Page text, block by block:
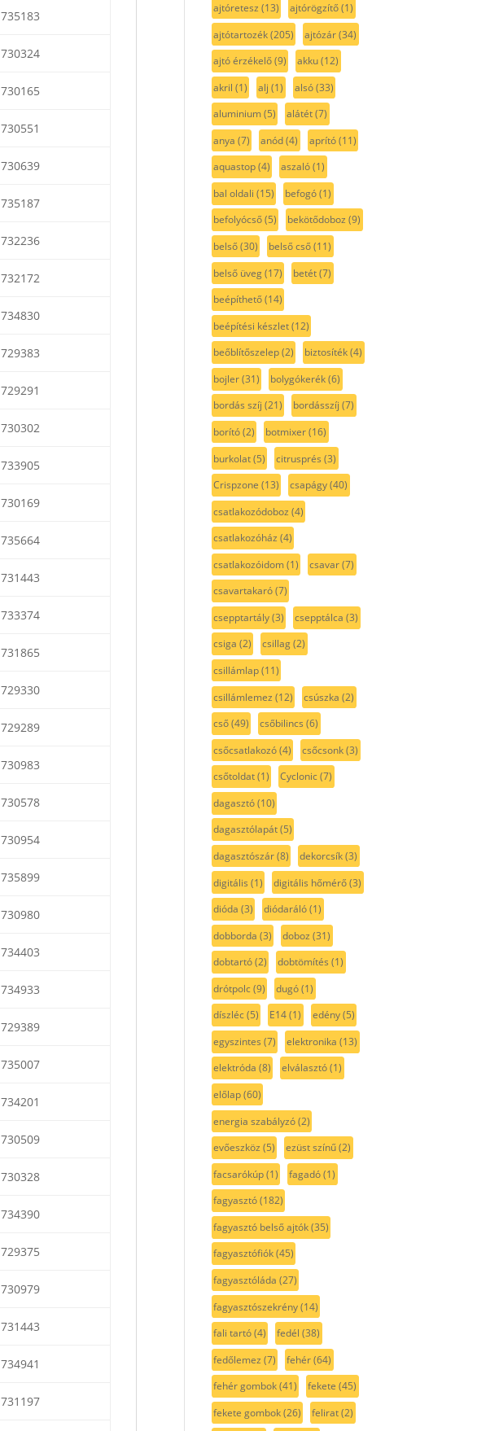
735183
730324
730165
730551
730639
735187
732236
732172
734830
729383
729291
730302
733905
730169
735664
731443
733374
731865
729330
729289
730983
730578
730954
735899
730980
734403
734933
729389
735007
734201
730509
730328
734390
729375
730979
731443
734941
731197
ajtóretesz (13) ajtórögzítő(1)
ajtótartozék(205) ajtózár(34)
ajtó érzékelő(9) akku(12)
akril (1) alj (1) alsó(33)
aluminium(5) alátét(7)
anya (7) anód(4) aprító(11)
aquastop(4) aszaló(1)
bal oldali (15) befogó(1)
befolyócső(5) bekötődoboz (9)
belső(30) belső cső(11)
belső üveg(17) betét(7)
beépíthető(14)
beépítési készlet(12)
beőblítőszelep(2) biztosíték(4)
bojler(31) bolygókerék(6)
bordás szíj (21) bordásszíj (7)
borító(2) botmixer(16)
burkolat(5) citrusprés (3)
Crispzone (13) csapágy(40)
csatlakozódoboz (4)
csatlakozóház (4)
csatlakozóidom(1) csavar(7)
csavartakaró(7)
csepptartály(3) csepptálca (3)
csiga (2) csillag(2)
csillámlap(11)
csillámlemez (12) csúszka (2)
cső(49) csőbilincs (6)
csőcsatlakozó(4) csőcsonk(3)
csőtoldat(1) Cyclonic(7)
dagasztó(10)
dagasztólapát(5)
dagasztószár(8) dekorcsík(3)
digitális (1) digitális hőmérő(3)
dióda (3) diódaráló(1)
dobborda (3) doboz (31)
dobtartó(2) dobtömítés (1)
drótpolc(9) dugó(1)
díszléc(5) E14(1) edény(5)
egyszintes (7) elektronika (13)
elektróda (8) elválasztó(1)
előlap(60)
energia szabályzó(2)
evőeszköz (5) ezüst színű(2)
facsarókúp(1) fagadó(1)
fagyasztó(182)
fagyasztó belső ajtók(35)
fagyasztófiók(45)
fagyasztóláda (27)
fagyasztószekrény(14)
fali tartó(4) fedél (38)
fedőlemez (7) fehér(64)
fehér gombok(41) fekete (45)
fekete gombok(26) felirat(2)